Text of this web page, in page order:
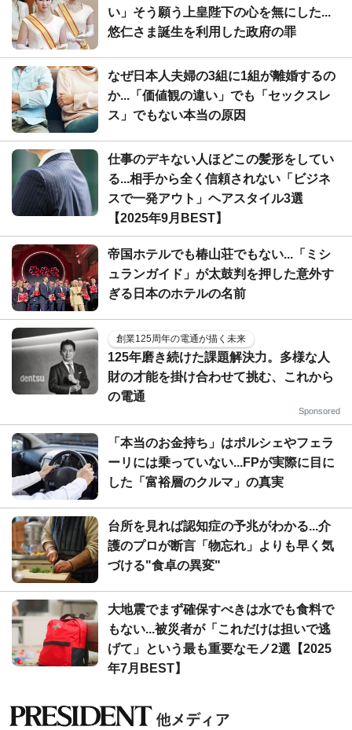
い」そう願う上皇陛下の心を無にした...
悠仁さま誕生を利用した政府の罪
なぜ日本人夫婦の3組に1組が離婚するの
か...「価値観の違い」でも「セックスレ
ス」でもない本当の原因
仕事のデキない人ほどこの髪形をしてい
る...相手から全く信頼されない「ビジネ
スで一発アウト」ヘアスタイル3選
【2025年9月BEST】
帝国ホテルでも椿山荘でもない...「ミシ
ュランガイド」が太鼓判を押した意外す
ぎる日本のホテルの名前
創業125周年の電通が描く未来
125年磨き続けた課題解決力。多様な人
財の才能を掛け合わせて挑む、これから
の電通
Sponsored
「本当のお金持ち」はポルシェやフェラ
ーリには乗っていない...FPが実際に目に
した「富裕層のクルマ」の真実
台所を見れば認知症の予兆がわかる...介
護のプロが断言「物忘れ」よりも早く気
づける"食卓の異変"
大地震でまず確保すべきは水でも食料で
もない...被災者が「これだけは担いで逃
げて」という最も重要なモノ2選【2025
年7月BEST】